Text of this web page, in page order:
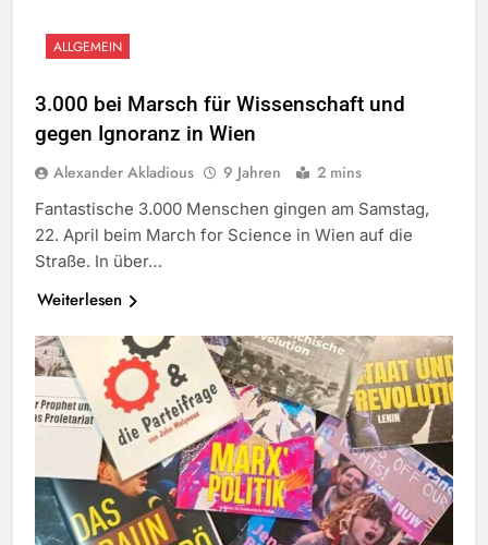
ALLGEMEIN
3.000 bei Marsch für Wissenschaft und
gegen Ignoranz in Wien
Alexander Akladious 9 Jahren 2 mins
Fantastische 3.000 Menschen gingen am Samstag,
22. April beim March for Science in Wien auf die
Straße. In über…
Weiterlesen